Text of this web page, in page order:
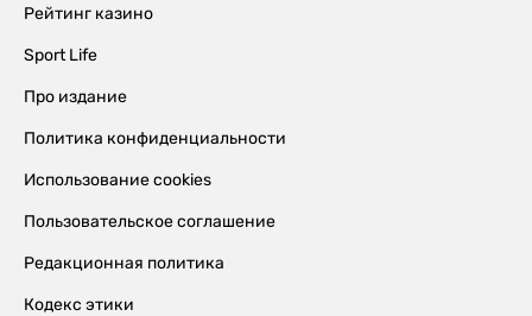
Рейтинг казино
Sport Life
Про издание
Политика конфиденциальности
Использование cookies
Пользовательское соглашение
Редакционная политика
Кодекс этики